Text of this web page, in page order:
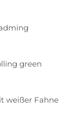
green
weißer Fahne